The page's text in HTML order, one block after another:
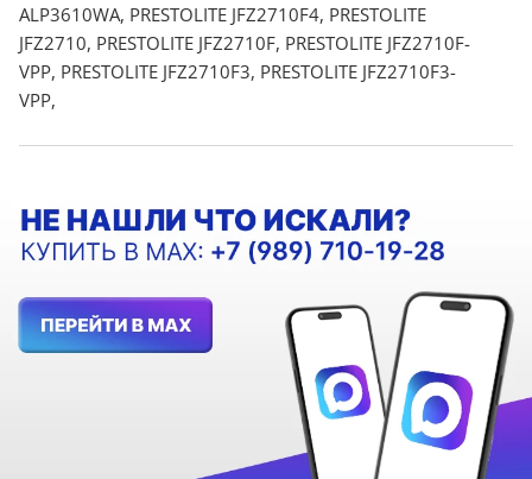
ALP3610WA, PRESTOLITE JFZ2710F4, PRESTOLITE
JFZ2710, PRESTOLITE JFZ2710F, PRESTOLITE JFZ2710F-
VPP, PRESTOLITE JFZ2710F3, PRESTOLITE JFZ2710F3-
VPP,